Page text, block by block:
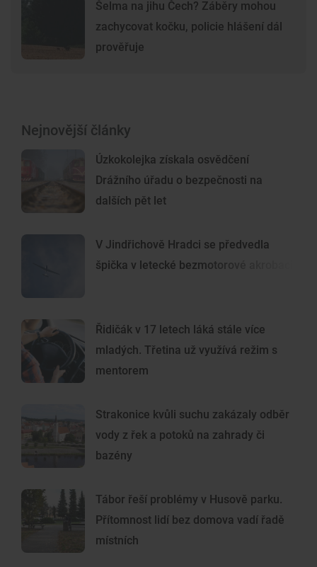
Šelma na jihu Čech? Záběry mohou
zachycovat kočku, policie hlášení dál
prověřuje
Nejnovější články
Úzkokolejka získala osvědčení
Drážního úřadu o bezpečnosti na
dalších pět let
V Jindřichově Hradci se předvedla
špička v letecké bezmotorové akrobacii
Řidičák v 17 letech láká stále více
mladých. Třetina už využívá režim s
mentorem
Strakonice kvůli suchu zakázaly odběr
vody z řek a potoků na zahrady či
bazény
Tábor řeší problémy v Husově parku.
Přítomnost lidí bez domova vadí řadě
místních